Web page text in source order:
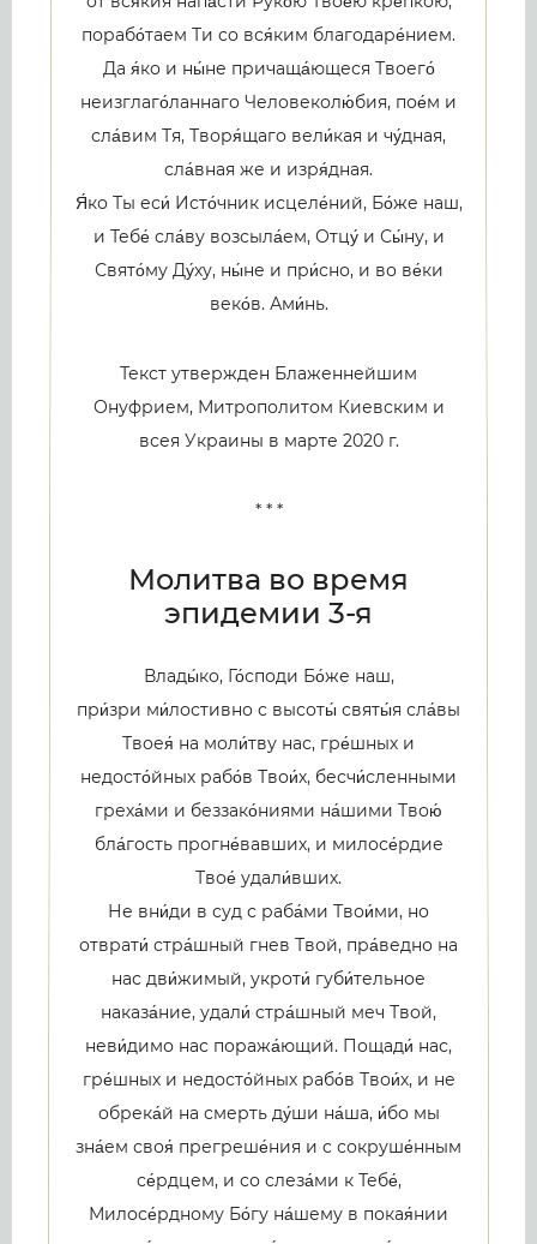
порабо́таем Ти со вся́ким благодаре́нием.
Да я́ко и ны́не причаща́ющеся Твоего́
неизглаго́ланнаго Человеколю́бия, пое́м и
сла́вим Тя, Творя́щаго вели́кая и чу́дная,
сла́вная же и изря́дная.
Я́ко Ты еси́ Исто́чник исцеле́ний, Бо́же наш,
и Тебе́ сла́ву возсыла́ем, Отцу́ и Сы́ну, и
Свято́му Ду́ху, ны́не и при́сно, и во ве́ки
веко́в. Ами́нь.
Текст утвержден Блаженнейшим
Онуфрием, Митрополитом Киевским и
всея Украины в марте 2020 г.
* * *
Молитва во время
эпидемии 3-я
Влады́ко, Го́споди Бо́же наш,
при́зри ми́лостивно с высоты́ святы́я сла́вы
Твоея́ на моли́тву нас, гре́шных и
недосто́йных рабо́в Твои́х, бесчи́сленными
греха́ми и беззако́ниями на́шими Твою́
бла́гость прогне́вавших, и милосе́рдие
Твое́ удали́вших.
Не вни́ди в суд с раба́ми Твои́ми, но
отврати́ стра́шный гнев Твой, пра́ведно на
нас дви́жимый, укроти́ губи́тельное
наказа́ние, удали́ стра́шный меч Твой,
неви́димо нас поража́ющий. Пощади́ нас,
гре́шных и недосто́йных рабо́в Твои́х, и не
обрека́й на смерть ду́ши на́ша, и́бо мы
зна́ем своя́ прегреше́ния и с сокруше́нным
се́рдцем, и со слеза́ми к Тебе́,
Милосе́рдному Бо́гу на́шему в покая́нии